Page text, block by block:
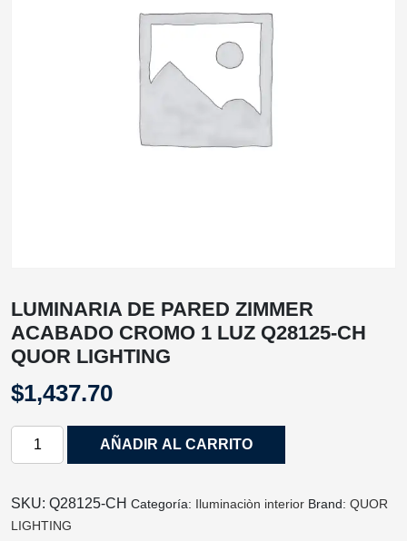
LUMINARIA DE PARED ZIMMER
ACABADO CROMO 1 LUZ Q28125-CH
QUOR LIGHTING
$1,437.70
LUMINARIA
ZIMMER
ACABADO
AÑADIR AL CARRITO
SKU: Q28125-CH Categoría: Iluminaciòn interior Brand: QUOR
LIGHTING